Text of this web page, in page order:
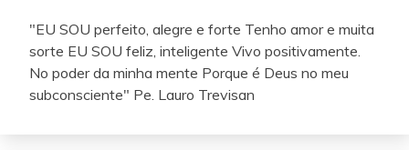
"EU SOU perfeito, alegre e forte Tenho amor e muita
sorte EU SOU feliz, inteligente Vivo positivamente.
No poder da minha mente Porque é Deus no meu
subconsciente" Pe. Lauro Trevisan